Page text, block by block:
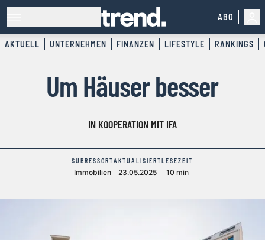
ABO
AKTUELL UNTERNEHMEN FINANZEN LIFESTYLE RANKINGS
Um Häuser besser
IN KOOPERATION MIT IFA
SUBRESSORT
Immobilien
AKTUALISIERT
23.05.2025
LESEZEIT
10 min